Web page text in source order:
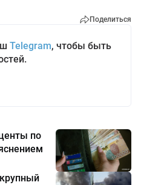
Поделиться
Telegram, чтобы быть
по